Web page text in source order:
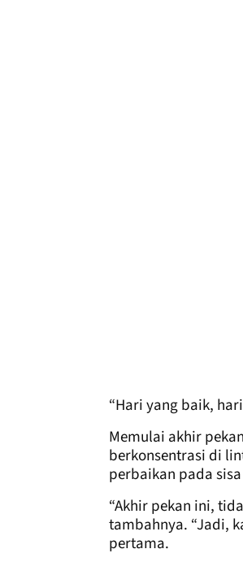
“Hari yang baik,
Memulai akhir
berkonsentrasi di
perbaikan pada
“Akhir pekan ini,
tambahnya. “Jadi,
pertama.